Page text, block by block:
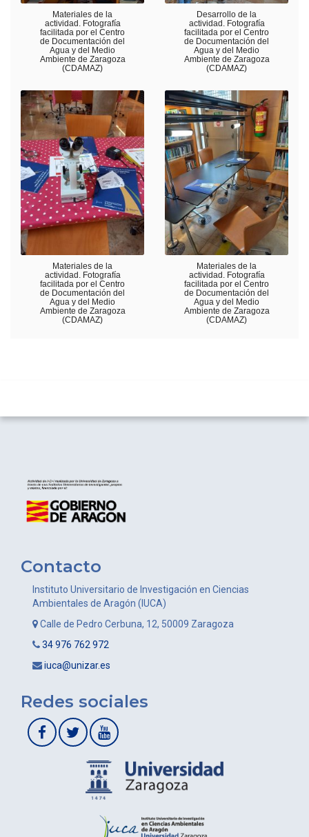
Materiales de la
actividad. Fotografía
facilitada por el Centro
de Documentación del
Agua y del Medio
Ambiente de Zaragoza
(CDAMAZ)
Desarrollo de la
actividad. Fotografía
facilitada por el Centro
de Documentación del
Agua y del Medio
Ambiente de Zaragoza
(CDAMAZ)
Materiales de la
actividad. Fotografía
facilitada por el Centro
de Documentación del
Agua y del Medio
Ambiente de Zaragoza
(CDAMAZ)
Materiales de la
actividad. Fotografía
facilitada por el Centro
de Documentación del
Agua y del Medio
Ambiente de Zaragoza
(CDAMAZ)
Contacto
Instituto Universitario de Investigación en Ciencias
Ambientales de Aragón (IUCA)
Calle de Pedro Cerbuna, 12, 50009 Zaragoza
34 976 762 972
iuca@unizar.es
Redes sociales